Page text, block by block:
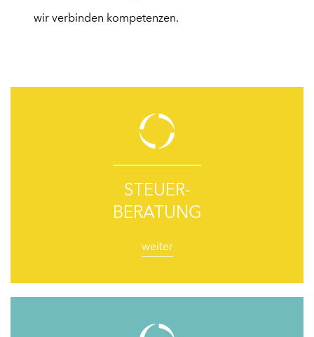
wir verbinden kompetenzen.
STEUER-
BERATUNG
weiter